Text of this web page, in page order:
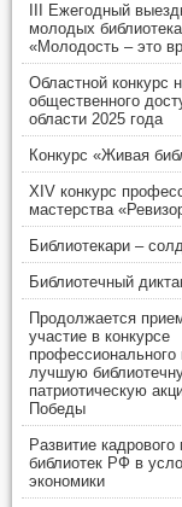
III Ежегодный
молодых
«Молодость – это
Областной конкурс
общественного
области 2025 года
Конкурс «Живая
XIV конкурс
мастерства
Библиотекари –
Библиотечный
Продолжается
участие в конкурсе
профессионального
лучшую
патриотическую
Победы
Развитие кадрового
библиотек РФ в
экономики